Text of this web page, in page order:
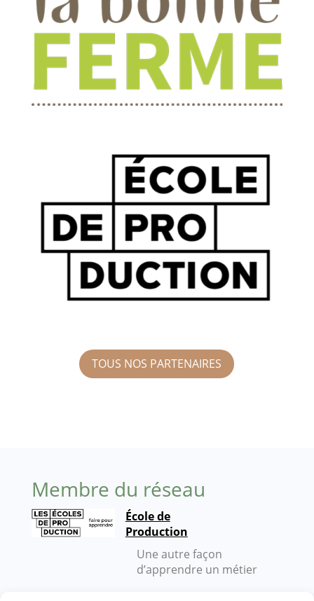
TOUS NOS PARTENAIRES
Membre du réseau
École de
Production
Une autre façon
d’apprendre un métier